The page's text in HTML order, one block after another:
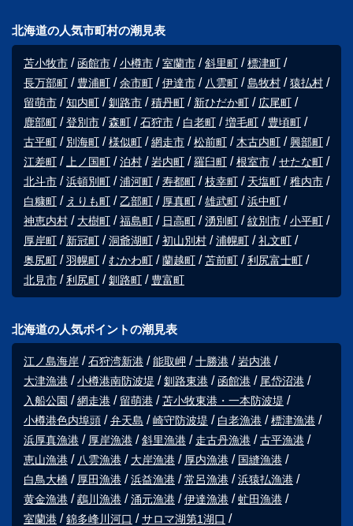
北海道の人気市町村の潮見表
苫小牧市 函館市 小樽市 室蘭市 斜里町
標津町
長万部町
豊浦町 余市町 伊達市 八雲町 島牧村
猿払村
留萌市
知内町 釧路市 積丹町 新ひだか町
広尾町
鹿部町
登別市 森町 石狩市 白老町 増毛町
豊頃町
古平町
別海町 様似町 網走市 松前町 木古内町
興部町
江差町
上ノ国町 泊村 岩内町 羅臼町 根室市
せたな町
北斗市
浜頓別町 浦河町 寿都町 枝幸町 天塩町
稚内市
白糠町
えりも町 乙部町 厚真町 雄武町
浜中町
神恵内村
大樹町 福島町 日高町 湧別町 紋別市
小平町
厚岸町
新冠町 洞爺湖町 初山別村 浦幌町
礼文町
奥尻町
羽幌町 むかわ町 蘭越町 苫前町
利尻富士町
北見市
利尻町 釧路町 豊富町
北海道の人気ポイントの潮見表
江ノ島海岸 石狩湾新港 能取岬 十勝港
岩内港
大津漁港
小樽港南防波堤 釧路東港 函館港
尾岱沼港
入船公園
網走港 留萌港
苫小牧東港・一本防波堤
小樽港色内埠頭
弁天島 崎守防波堤 白老漁港
標津漁港
浜厚真漁港
厚岸漁港 斜里漁港 走古丹漁港
古平漁港
恵山漁港
八雲漁港 大岸漁港 厚内漁港
国縫漁港
白鳥大橋
厚田漁港 浜益漁港 常呂漁港
浜猿払漁港
黄金漁港
鵡川漁港 涌元漁港 伊達漁港
虻田漁港
室蘭港
錦多峰川河口
サロマ湖第1湖口